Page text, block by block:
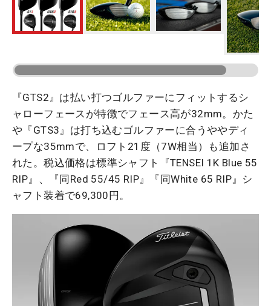
『GTS2』は払い打つゴルファーにフィットするシ
ャローフェースが特徴でフェース高が32mm。かた
や『GTS3』は打ち込むゴルファーに合うややディ
ープな35mmで、ロフト21度（7W相当）も追加さ
れた。税込価格は標準シャフト『TENSEI 1K Blue 55
RIP』、『同Red 55/45 RIP』『同White 65 RIP』シ
ャフト装着で69,300円。